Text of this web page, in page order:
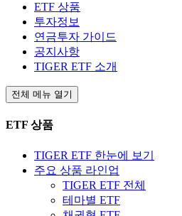
ETF 상품
투자정보
연금투자 가이드
공지사항
TIGER ETF 소개
전체 메뉴 열기
ETF 상품
TIGER ETF 한눈에 보기
주요 상품 라인업
TIGER ETF 전체
테마별 ETF